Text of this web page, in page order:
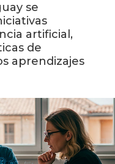
Blog
de
se
artificial,
de
aprendizajes